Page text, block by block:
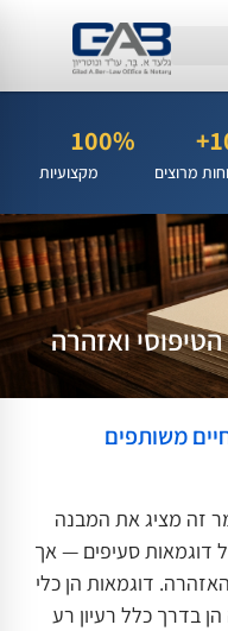
מרוצים
100%
מקצועיות
ואזהרה
משותפים
זה מציג את המבנה
דוגמאות סעיפים — אך
דוגמאות הן כלי
הן בדרך כלל רעיון רע